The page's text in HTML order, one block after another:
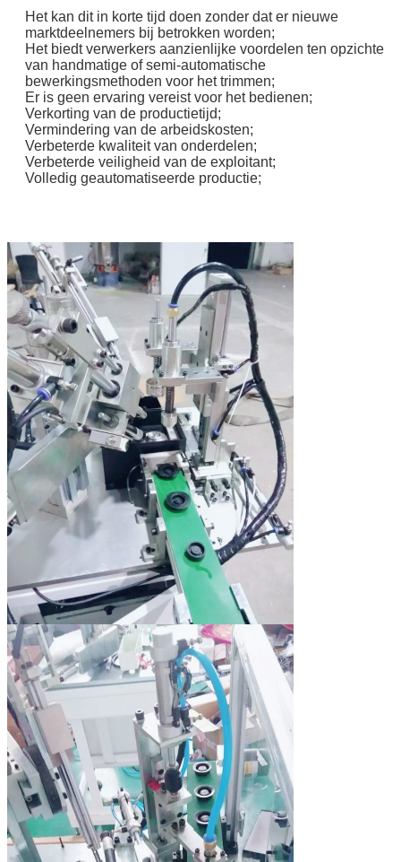
VERZENDEN
Het kan dit in korte tijd doen zonder dat er nieuwe
marktdeelnemers bij betrokken worden;
Het biedt verwerkers aanzienlijke voordelen ten opzichte
van handmatige of semi-automatische
bewerkingsmethoden voor het trimmen;
Er is geen ervaring vereist voor het bedienen;
Verkorting van de productietijd;
Vermindering van de arbeidskosten;
Verbeterde kwaliteit van onderdelen;
Verbeterde veiligheid van de exploitant;
Volledig geautomatiseerde productie;